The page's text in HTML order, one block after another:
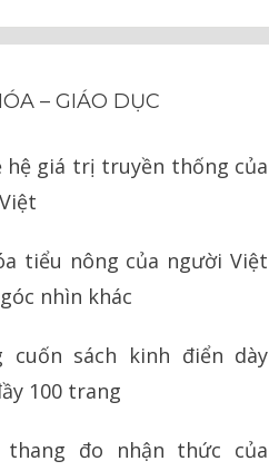
– GIÁO DỤC
hệ giá trị truyền thống của
tiểu nông của người Việt
nhìn khác
cuốn sách kinh điển dày
100 trang
thang đo nhận thức của